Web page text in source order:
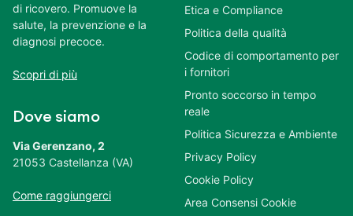
di ricovero. Promuove la
salute, la prevenzione e la
diagnosi precoce.
Scopri di più
Dove siamo
Via Gerenzano, 2
21053 Castellanza (VA)
Come raggiungerci
Etica e Compliance
Politica della qualità
Codice di comportamento per
i fornitori
Pronto soccorso in tempo
reale
Politica Sicurezza e Ambiente
Privacy Policy
Cookie Policy
Area Consensi Cookie